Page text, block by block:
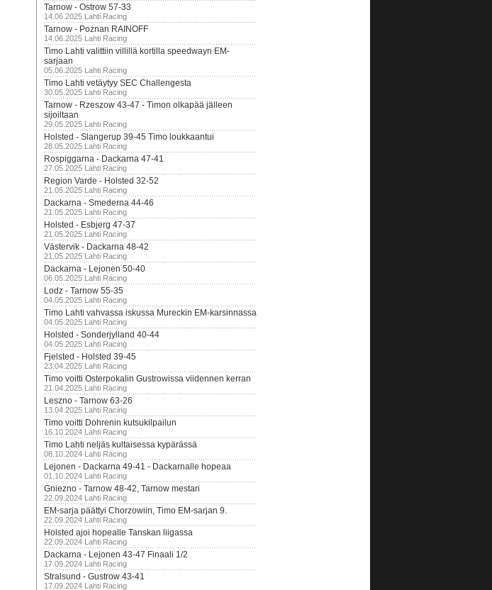
Tarnow - Ostrow 57-33
14.06.2025 Lahti Racing
Tarnow - Poznan RAINOFF
14.06.2025 Lahti Racing
Timo Lahti valittiin villillä kortilla speedwayn EM-
sarjaan
05.06.2025 Lahti Racing
Timo Lahti vetäytyy SEC Challengesta
30.05.2025 Lahti Racing
Tarnow - Rzeszow 43-47 - Timon olkapää jälleen
sijoiltaan
29.05.2025 Lahti Racing
Holsted - Slangerup 39-45 Timo loukkaantui
28.05.2025 Lahti Racing
Rospiggarna - Dackarna 47-41
27.05.2025 Lahti Racing
Region Varde - Holsted 32-52
21.05.2025 Lahti Racing
Dackarna - Smederna 44-46
21.05.2025 Lahti Racing
Holsted - Esbjerg 47-37
21.05.2025 Lahti Racing
Västervik - Dackarna 48-42
21.05.2025 Lahti Racing
Dackarna - Lejonen 50-40
06.05.2025 Lahti Racing
Lodz - Tarnow 55-35
04.05.2025 Lahti Racing
Timo Lahti vahvassa iskussa Mureckin EM-karsinnassa
04.05.2025 Lahti Racing
Holsted - Sonderjylland 40-44
04.05.2025 Lahti Racing
Fjelsted - Holsted 39-45
23.04.2025 Lahti Racing
Timo voitti Osterpokalin Gustrowissa viidennen kerran
21.04.2025 Lahti Racing
Leszno - Tarnow 63-26
13.04.2025 Lahti Racing
Timo voitti Dohrenin kutsukilpailun
16.10.2024 Lahti Racing
Timo Lahti neljäs kultaisessa kypärässä
08.10.2024 Lahti Racing
Lejonen - Dackarna 49-41 - Dackarnalle hopeaa
01.10.2024 Lahti Racing
Gniezno - Tarnow 48-42, Tarnow mestari
22.09.2024 Lahti Racing
EM-sarja päättyi Chorzowiin, Timo EM-sarjan 9.
22.09.2024 Lahti Racing
Holsted ajoi hopealle Tanskan liigassa
22.09.2024 Lahti Racing
Dackarna - Lejonen 43-47 Finaali 1/2
17.09.2024 Lahti Racing
Stralsund - Gustrow 43-41
17.09.2024 Lahti Racing